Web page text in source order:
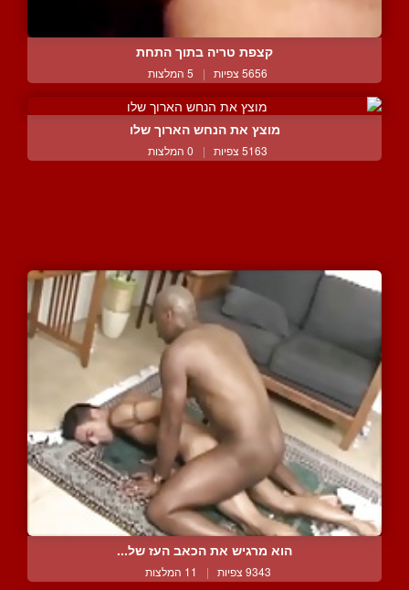
קצפת טריה בתוך התחת
5656 צפיות | 5 המלצות
מוצץ את הנחש הארוך שלו
5163 צפיות | 0 המלצות
הוא מרגיש את הכאב העז של...
9343 צפיות | 11 המלצות